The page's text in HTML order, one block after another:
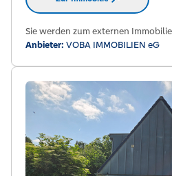
Sie werden zum externen
Anbieter: VOBA IMMOBILIEN eG